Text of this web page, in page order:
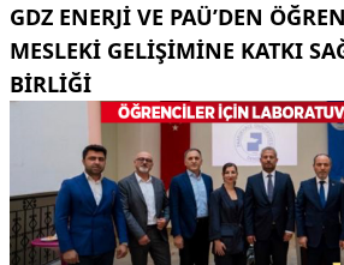
GDZ ENERJI VE PAÜ’DEN
MESLEKI GELIŞIMINE KATKI
BIRLIĞI